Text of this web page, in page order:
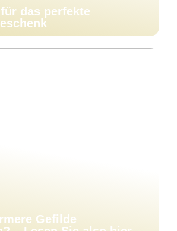
das perfekte
Gefilde